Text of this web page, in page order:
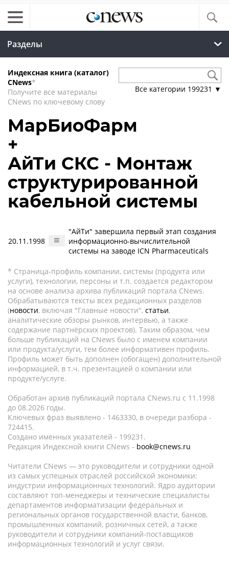
Разделы
Индексная книга (каталог)
CNews*
Получите все материалы
CNews по ключевому слову
Все категории 199231 ▼
МарБиоФарм
+
АйТи СКС - Монтаж
структурированной
кабельной системы
20.11.1998
"АйТи" завершила первый этап создания
информационно-вычислительной
системы на заводе ICN Pharmaceuticals
* Страница-профиль компании, системы (продукта или
услуги), технологии, персоны и т.п. создается редактором
на основе анализа архива публикаций портала CNews.
Обрабатываются тексты всех редакционных разделов
(новости, включая "Главные новости", статьи,
аналитические обзоры рынков, интервью, а также
содержание партнёрских проектов). Таким образом, чем
больше публикаций на CNews было с именем компании
или продукта/услуги, тем более информативен профиль.
Профиль может быть дополнен (обогащен) дополнительной
информацией, в т.ч. презентацией о компании или
продукте/услуге.
Обработан архив публикаций портала CNews.ru c 11.1998
до 08.2026 годы.
Ключевых фраз выявлено - 1463330, в очереди разбора -
724415.
Создано именных указателей - 199231.
Редакция Индексной книги CNews - book@cnews.ru
Читатели CNews — это руководители и сотрудники одной
из самых успешных отраслей российской экономики:
индустрии информационных технологий. Ядро аудитории
составляют топ-менеджеры и технические специалисты
департаментов информатизации федеральных и
региональных органов государственной власти, банков,
промышленных компаний, розничных сетей, а также
руководители и сотрудники компаний-поставщиков
информационных технологий и услуг связи.